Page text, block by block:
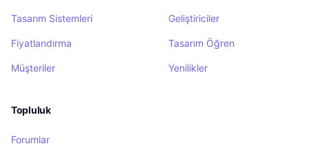
Tasarım Sistemleri
Fiyatlandırma
Müşteriler
Geliştiriciler
Tasarım Öğren
Yenilikler
Topluluk
Forumlar